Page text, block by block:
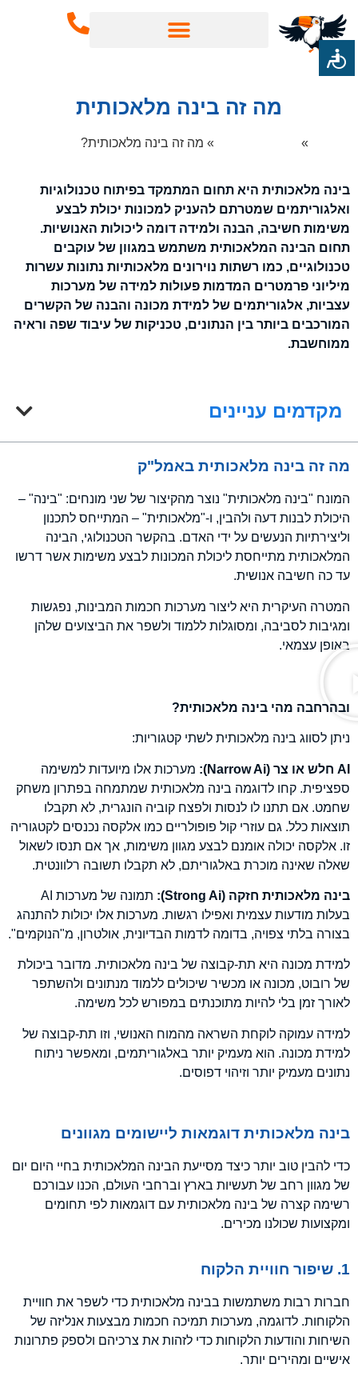
מה זה בינה מלאכותית
»
» מה זה בינה מלאכותית?
בינה מלאכותית היא תחום המתמקד בפיתוח טכנולוגיות
ואלגוריתמים שמטרתם להעניק למכונות יכולת לבצע
משימות חשיבה, הבנה ולמידה דומה ליכולות האנושיות.
תחום הבינה המלאכותית משתמש במגוון של עוקבים
טכנולוגיים, כמו רשתות נוירונים מלאכותיות נתונות עשרות
מיליוני פרמטרים המדמות פעולות למידה של מערכות
עצביות, אלגוריתמים של למידת מכונה והבנה של הקשרים
המורכבים ביותר בין הנתונים, טכניקות של עיבוד שפה וראיה
ממוחשבת.
מקדמים עניינים
מה זה בינה מלאכותית באמל"ק
המונח "בינה מלאכותית" נוצר מהקיצור של שני מונחים: "בינה" –
היכולת לבנות דעה ולהבין, ו-"מלאכותית" – המתייחס לתכנון
וליצירתיות הנעשים על ידי האדם. בהקשר הטכנולוגי, הבינה
המלאכותית מתייחסת ליכולת המכונות לבצע משימות אשר דרשו
עד כה חשיבה אנושית.
המטרה העיקרית היא ליצור מערכות חכמות המבינות, נפגשות
ומגיבות לסביבה, ומסוגלות ללמוד ולשפר את הביצועים שלהן
באופן עצמאי.
ובהרחבה מהי בינה מלאכותית?
ניתן לסווג בינה מלאכותית לשתי קטגוריות:
AIחלש או צר (Narrow Ai
):מערכות אלו מיועדות למשימה
ספציפית. קחו לדוגמה בינה מלאכותית שמתמחה בפתרון משחק
שחמט. אם תתנו לו לנסות ולפצח קוביה הונגרית, לא תקבלו
תוצאות כלל. גם עוזרי קול פופולריים כמו אלקסה נכנסים לקטגוריה
זו. אלקסה יכולה אומנם לבצע מגוון משימות, אך אם תנסו לשאול
שאלה שאינה מוכרת באלגוריתם, לא תקבלו תשובה רלוונטית.
בינה מלאכותית חזקה (Strong Ai
):
תמונה של מערכות AI
בעלות מודעות עצמית ואפילו רגשות. מערכות אלו יכולות להתנהג
בצורה בלתי צפויה, בדומה לדמות הבדיונית, אולטרון, מ"הנוקמים".
למידת מכונה היא תת-קבוצה של בינה מלאכותית. מדובר ביכולת
של רובוט, מכונה או מכשיר שיכולים ללמוד מנתונים ולהשתפר
לאורך זמן בלי להיות מתוכנתים במפורש לכל משימה.
למידה עמוקה לוקחת השראה מהמוח האנושי, וזו תת-קבוצה של
למידת מכונה. הוא מעמיק יותר באלגוריתמים, ומאפשר ניתוח
נתונים מעמיק יותר וזיהוי דפוסים.
בינה מלאכותית דוגמאות ליישומים מגוונים
כדי להבין טוב יותר כיצד מסייעת הבינה המלאכותית בחיי היום יום
של מגוון רחב של תעשיות בארץ וברחבי העולם, הכנו עבורכם
רשימה קצרה של בינה מלאכותית עם דוגמאות לפי תחומים
ומקצועות שכולנו מכירים.
1. שיפור חוויית הלקוח
חברות רבות משתמשות בבינה מלאכותית כדי לשפר את חוויית
הלקוחות. לדוגמה, מערכות תמיכה חכמות מבצעות אנליזה של
השיחות והודעות הלקוחות כדי לזהות את צרכיהם ולספק פתרונות
אישיים ומהירים יותר.